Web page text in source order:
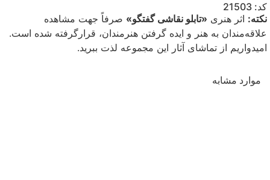
کد: 21503
نکته: اثر هنری «تابلو نقاشی گفتگو» صرفاً جهت مشاهده
علاقه‌مندان به هنر و ایده گرفتن هنرمندان، قرارگرفته شده است.
امیدواریم از تماشای آثار این مجموعه لذت ببرید.
موارد مشابه